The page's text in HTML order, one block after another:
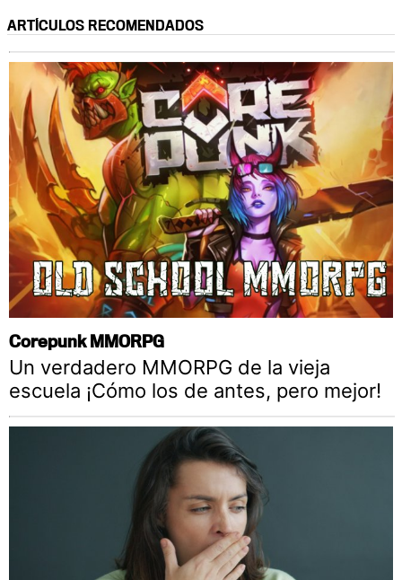
ARTÍCULOS RECOMENDADOS
Corepunk MMORPG
Un verdadero MMORPG de la vieja
escuela ¡Cómo los de antes, pero mejor!